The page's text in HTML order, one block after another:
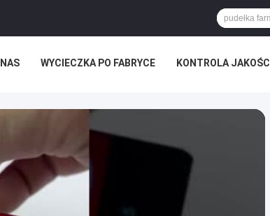
WYCIECZKA PO FABRYCE KONTROLA JAKOŚCI